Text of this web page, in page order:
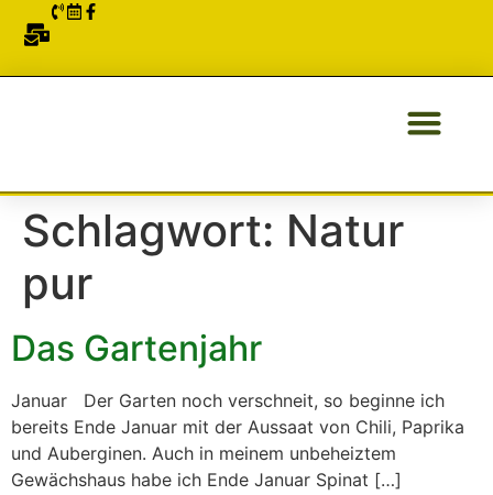
Schlagwort: Natur
pur
Das Gartenjahr
Januar Der Garten noch verschneit, so beginne ich
bereits Ende Januar mit der Aussaat von Chili, Paprika
und Auberginen. Auch in meinem unbeheiztem
Gewächshaus habe ich Ende Januar Spinat […]